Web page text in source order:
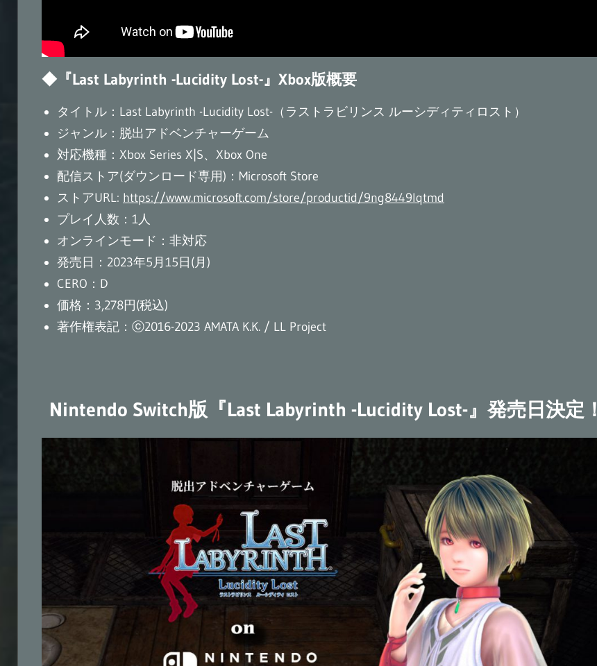
◆『Last Labyrinth -Lucidity Lost-』Xbox版概要
タイトル：Last Labyrinth -Lucidity Lost-（ラストラビリンス ルーシディティロスト）
ジャンル：脱出アドベンチャーゲーム
対応機種：Xbox Series X|S、Xbox One
配信ストア(ダウンロード専用)：Microsoft Store
ストアURL: https://www.microsoft.com/store/productid/9ng8449lqtmd
プレイ人数：1人
オンラインモード：非対応
発売日：2023年5月15日(月)
CERO：D
価格：3,278円(税込)
著作権表記：ⓒ2016-2023 AMATA K.K. / LL Project
Nintendo Switch版『Last Labyrinth -Lucidity Lost-』発売日決定！